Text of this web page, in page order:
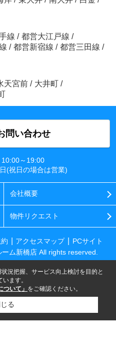
線 / 都営大江戸線 /
/ 都営新宿線 / 都営三田線 /
天宮前 / 大井町 /
問い合わせ
10:00～19:00
(祝日の場合は営業)
会社概要
物件リクエスト
アクセスマップ
PCサイト
ム新橋店 All rights reserved.
況把握、サービス向上検討を目的と
ます。
ついて」 をご確認ください。
る